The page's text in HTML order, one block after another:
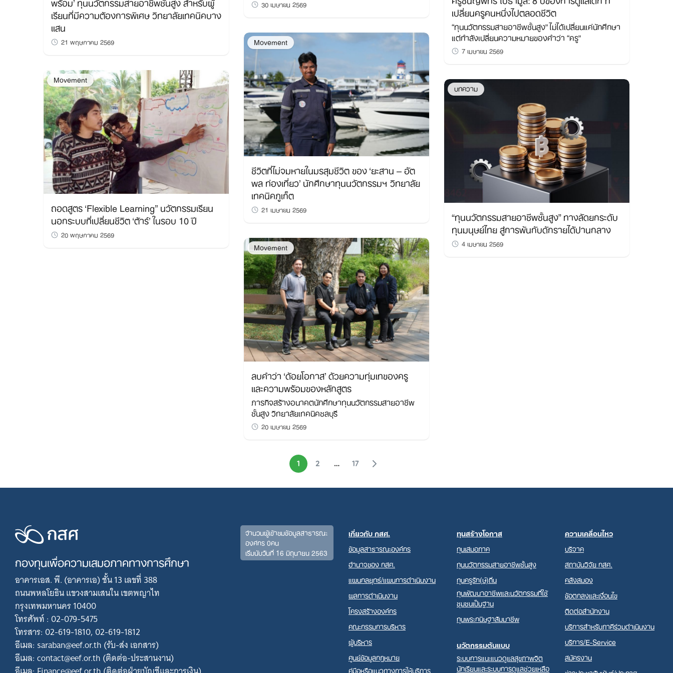
for:
เรียนที่มีความต้องการพิเศษ วิทยาลัยเทคนิคบาง
แสน
21 พฤษภาคม 2569
Movement
ถอดสูตร ‘Flexible Learning’’ นวัตกรรมเรียน
นอกระบบที่เปลี่ยนชีวิต ‘ต้าร์’ ในรอบ 10 ปี
20 พฤษภาคม 2569
30 เมษายน 2569
Movement
ชีวิตที่ไม่จมหายในมรสุมชีวิต ของ ‘ยะสาน – อัต
พล ท่องเที่ยว’ นักศึกษาทุนนวัตกรรมฯ วิทยาลัย
เทคนิคภูเก็ต
21 เมษายน 2569
Movement
ลบคำว่า ‘ด้อยโอกาส’ ด้วยความทุ่มเทของครู
และความพร้อมของหลักสูตร
ภารกิจสร้างอนาคตนักศึกษาทุนนวัตกรรมสายอาชีพ
ชั้นสูง วิทยาลัยเทคนิคชลบุรี
20 เมษายน 2569
เปลี่ยนครูคนหนึ่งไปตลอดชีวิต
“ทุนนวัตกรรมสายอาชีพชั้นสูง” ไม่ได้เปลี่ยนแค่นักศึกษา
แต่กำลังเปลี่ยนความหมายของคำว่า “ครู”
7 เมษายน 2569
บทความ
“ทุนนวัตกรรมสายอาชีพชั้นสูง” ทางลัดยกระดับ
ทุนมนุษย์ไทย สู่การพ้นกับดักรายได้ปานกลาง
4 เมษายน 2569
1 2 … 17
กองทุนเพื่อความเสมอภาคทางการศึกษา
อาคารเอส. พี. (อาคารเอ) ชั้น 13 เลขที่ 388
ถนนพหลโยธิน แขวงสามเสนใน เขตพญาไท
กรุงเทพมหานคร 10400
โทรศัพท์ : 02-079-5475
โทรสาร: 02-619-1810, 02-619-1812
อีเมล: saraban@eef.or.th (รับ-ส่ง เอกสาร)
อีเมล: contact@eef.or.th (ติดต่อ-ประสานงาน)
จำนวนผู้เข้าชมข้อมูลสาธารณะ
องค์กร 0คน
เริ่มนับวันที่ 16 มิถุนายน 2563
เกี่ยวกับ กสศ.
ข้อมูลสาธารณะองค์กร
อำนาจของ กสศ.
แผนกลยุทธ์/แผนการดำเนินงาน
ผลการดำเนินงาน
โครงสร้างองค์กร
คณะกรรมการบริหาร
ผู้บริหาร
ศูนย์ข้อมูลกฎหมาย
คู่มือหรือแนวทางการให้บริการ
ทุนสร้างโอกาส
ทุนเสมอภาค
ทุนนวัตกรรมสายอาชีพชั้นสูง
ทุนครูรัก(ษ์)ถิ่น
ทุนพัฒนาอาชีพและนวัตกรรมที่ใช้
ชุมชนเป็นฐาน
ทุนพระกนิษฐาสัมมาชีพ
นวัตกรรมต้นแบบ
ระบบการแนะแนวดูแลสุขภาพจิต
นักเรียนและระบบการดูแลช่วยเหลือ
ความเคลื่อนไหว
บริจาค
สถาบันวิจัย กสศ.
คลังสมอง
ข้อตกลงและเงื่อนไข
ติดต่อสำนักงาน
บริการสำหรับภาคีร่วมดำเนินงาน
บริการ/E-Service
สมัครงาน